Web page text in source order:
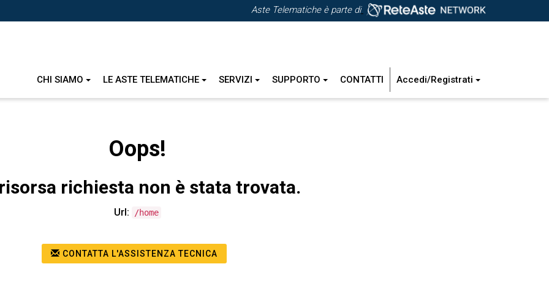
Aste Telematiche è parte di
CHI SIAMO LE ASTE TELEMATICHE SERVIZI SUPPORTO CONTATTI Accedi/Registrati
Oops!
richiesta non è stata trovata.
Url: /home
CONTATTA L'ASSISTENZA TECNICA